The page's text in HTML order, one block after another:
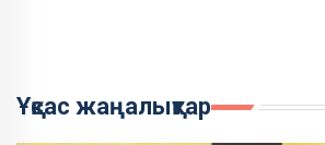
Ұқсас жаңалықтар